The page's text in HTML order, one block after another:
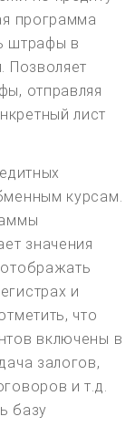
программа
штрафы в
Позволяет
отправляя
лист
курсам.
значения
и
что
включены в
залогов,
и т.д.
базу